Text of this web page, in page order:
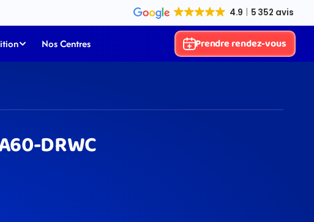
Nos Centres Prendre rendez-vous
DRWC